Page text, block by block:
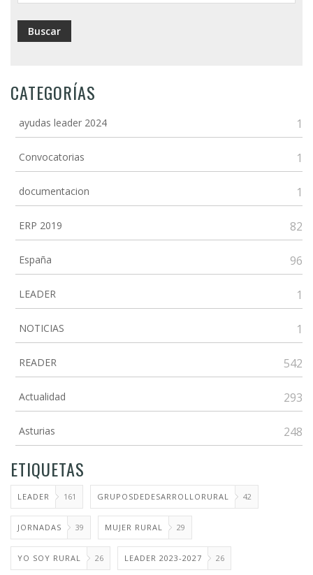
CATEGORÍAS
ayudas leader 2024 1
Convocatorias 1
documentacion 1
ERP 2019 82
España 96
LEADER 1
NOTICIAS 1
READER 542
Actualidad 293
Asturias 248
ETIQUETAS
LEADER 161 GRUPOSDEDESARROLLORURAL 42
JORNADAS 39 MUJER RURAL 29
YO SOY RURAL 26 LEADER 2023-2027 26